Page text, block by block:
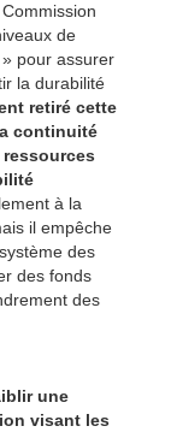
de
pour assurer
la durabilité
retiré cette
continuité
ressources
à la
il empêche
des
des fonds
des
une
visant les